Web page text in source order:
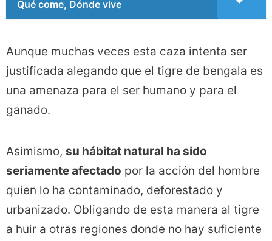
Qué come, Dónde vive
Aunque muchas veces esta caza intenta ser
justificada alegando que el tigre de bengala es
una amenaza para el ser humano y para el
ganado.
Asimismo, su hábitat natural ha sido
seriamente afectado por la acción del hombre
quien lo ha contaminado, deforestado y
urbanizado. Obligando de esta manera al tigre
a huir a otras regiones donde no hay suficiente